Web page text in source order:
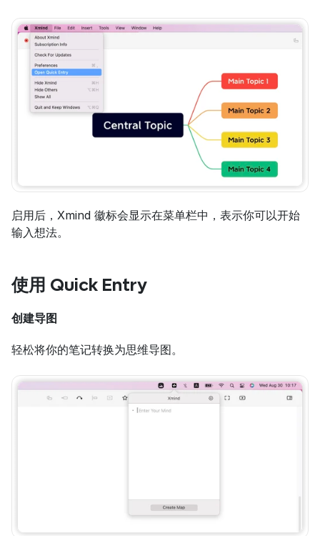
启用后，Xmind 徽标会显示在菜单栏中，表示你可以开始
输入想法。
使用 Quick Entry
创建导图
轻松将你的笔记转换为思维导图。